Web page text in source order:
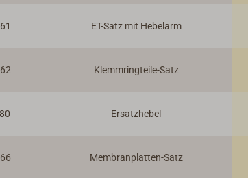
ET-Satz mit Hebelarm
Klemmringteile-Satz
Ersatzhebel
Membranplatten-Satz